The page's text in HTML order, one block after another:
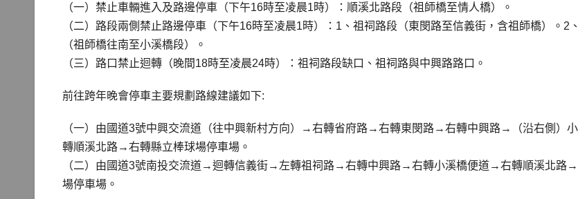
（一）禁止車輛進入及路邊停車（下午16時至凌晨1時）：順溪北路段（祖師橋至情人橋）。
（二）路段兩側禁止路邊停車（下午16時至凌晨1時）：1、祖祠路段（東閔路至信義街，含祖師橋）。2
（祖師橋往南至小溪橋段）。
（三）路口禁止迴轉（晚間18時至凌晨24時）：祖祠路段缺口、祖祠路與中興路路口。
前往跨年晚會停車主要規劃路線建議如下:
（一）由國道3號中興交流道（往中興新村方向）→右轉省府路→右轉東閔路→右轉中興路→（沿右側）
轉順溪北路→右轉縣立棒球場停車場。
（二）由國道3號南投交流道→迴轉信義街→左轉祖祠路→右轉中興路→右轉小溪橋便道→右轉順溪北路
場停車場。